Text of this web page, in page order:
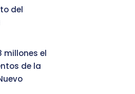
del
millones el
de la